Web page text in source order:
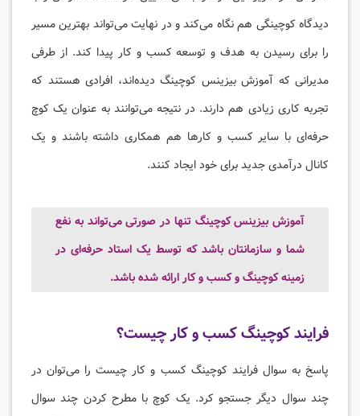
دیدگاه کوچینگی هم نگاه می‌کند و در نهایت می‌تواند بهترین مسیر
را برای رسیدن به هدف و توسعه کسب و کار پیدا کند. از طرفی
مدیرانی که آموزش بیزینس کوچینگ دیده‌اند، افرادی هستند که
تجربه کاری زیادی هم دارند. در نتیجه می‌توانند به عنوان یک کوچ
حرفه‌ای با سایر کسب و کارها هم همکاری داشته باشند و یک
کانال درآمدی جدید برای خود ایجاد کنند.
آموزش بیزینس کوچینگ تنها در صورتی می‌تواند به نفع
شما و سازمانتان باشد که توسط یک استاد حرفه‌ای در
زمینه کوچینگ و کسب و کار ارائه شده باشد.
فرایند کوچینگ کسب و کار چیست؟
پاسخ به سوال فرایند کوچینگ کسب و کار چیست را می‌توان در
چند سوال دیگر جستجو کرد. یک کوچ با مطرح کردن چند سوال